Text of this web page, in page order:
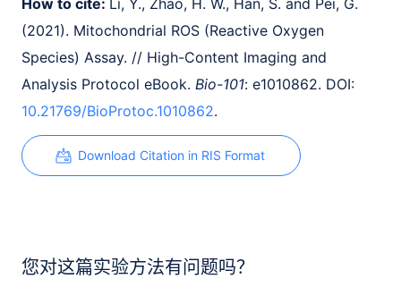
How to cite: Li, Y., Zhao, H. W., Han, S. and Pei, G.
(2021). Mitochondrial ROS (Reactive Oxygen
Species) Assay. // High-Content Imaging and
Analysis Protocol eBook. Bio-101: e1010862. DOI:
10.21769/BioProtoc.1010862.
Download Citation in RIS Format
您对这篇实验方法有问题吗？